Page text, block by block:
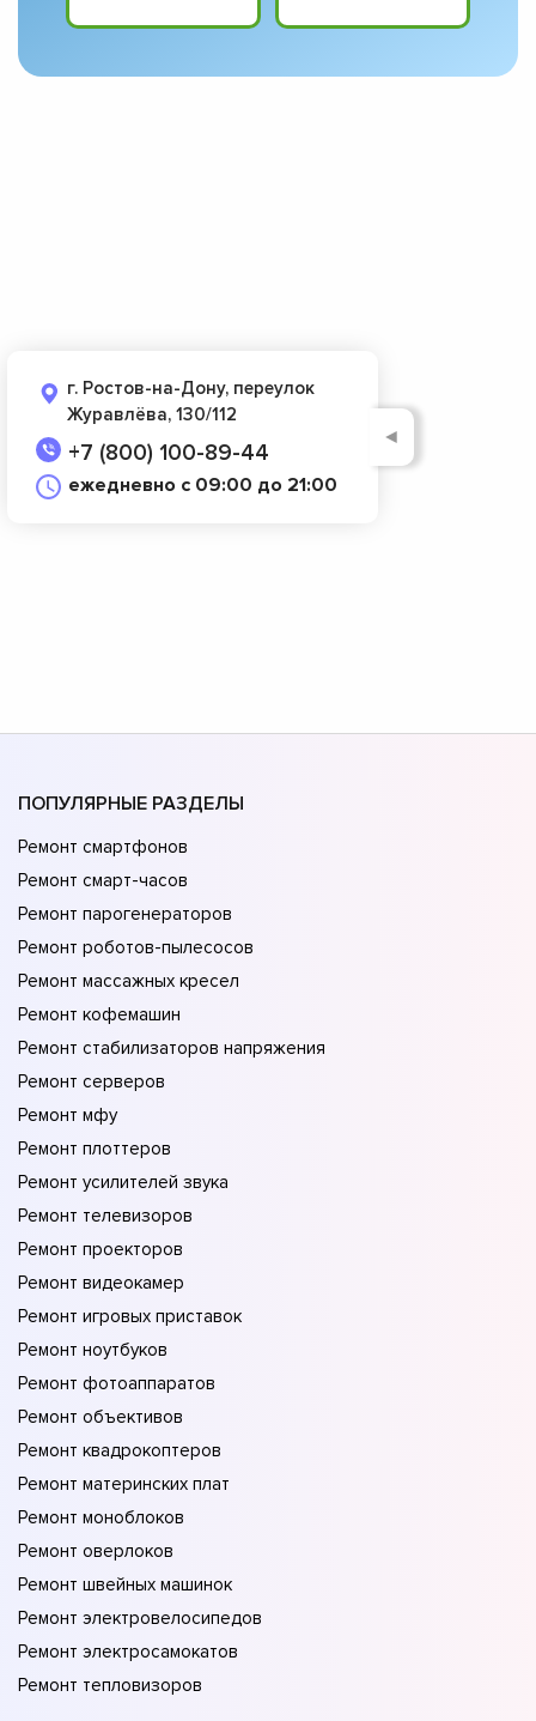
г. Ростов-на-Дону, переулок
Журавлёва, 130/112
+7 (800) 100-89-44
ежедневно с 09:00 до 21:00
◄
ПОПУЛЯРНЫЕ РАЗДЕЛЫ
Ремонт смартфонов
Ремонт смарт-часов
Ремонт парогенераторов
Ремонт роботов-пылесосов
Ремонт массажных кресел
Ремонт кофемашин
Ремонт стабилизаторов напряжения
Ремонт серверов
Ремонт мфу
Ремонт плоттеров
Ремонт усилителей звука
Ремонт телевизоров
Ремонт проекторов
Ремонт видеокамер
Ремонт игровых приставок
Ремонт ноутбуков
Ремонт фотоаппаратов
Ремонт объективов
Ремонт квадрокоптеров
Ремонт материнских плат
Ремонт моноблоков
Ремонт оверлоков
Ремонт швейных машинок
Ремонт электровелосипедов
Ремонт электросамокатов
Ремонт тепловизоров